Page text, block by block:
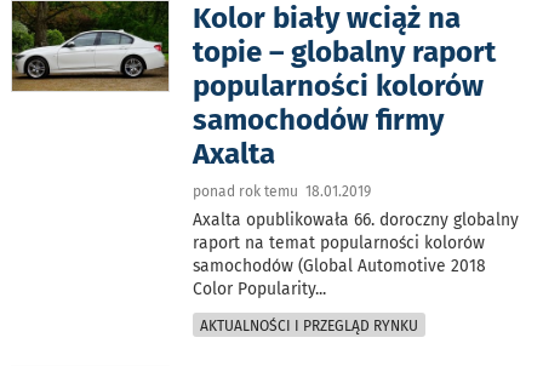
Kolor biały wciąż na
topie – globalny raport
popularności kolorów
samochodów firmy
Axalta
ponad rok temu 18.01.2019
Axalta opublikowała 66. doroczny globalny
raport na temat popularności kolorów
samochodów (Global Automotive 2018
Color Popularity...
AKTUALNOŚCI I PRZEGLĄD RYNKU